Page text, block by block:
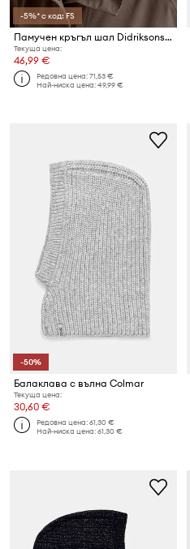
-5%* с код: FS
Памучен кръгъл шал Didriksons GALIA
Текуща цена:
46,99 €
Редовна цена:71,53 €
Най-ниска цена:49,99 €
-50%
Балаклава с вълна Colmar
Текуща цена:
30,60 €
Редовна цена:61,30 €
Най-ниска цена:61,30 €